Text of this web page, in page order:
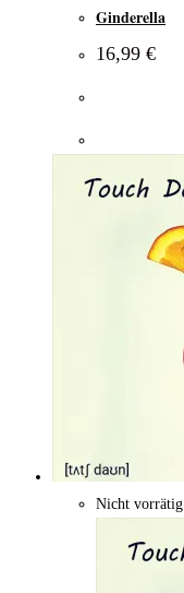
Ginderella
16,99 €
Nicht vorrätig